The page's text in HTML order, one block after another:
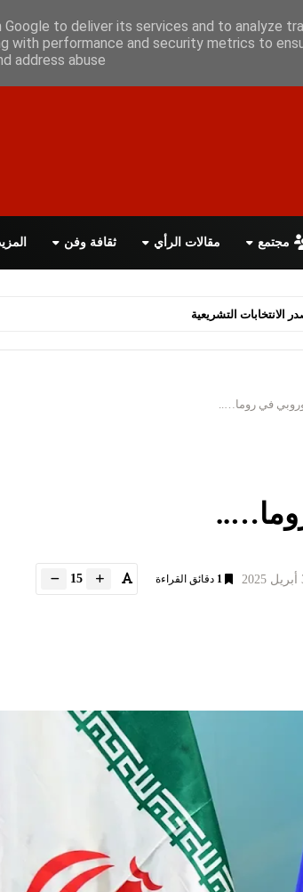
أعلن معانا اتصل بنا اقرأ الصحيفة PDF
مجتمع مقالات الرأي ثقافة وفن
الحكومة البريطانية
في روما…..
1 دقائق القراءة 15
to deliver its services and to analyze
with performance and security metrics to
address abuse.